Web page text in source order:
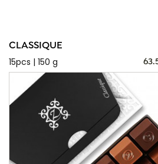
CLASSIQUE
15pcs | 150 g